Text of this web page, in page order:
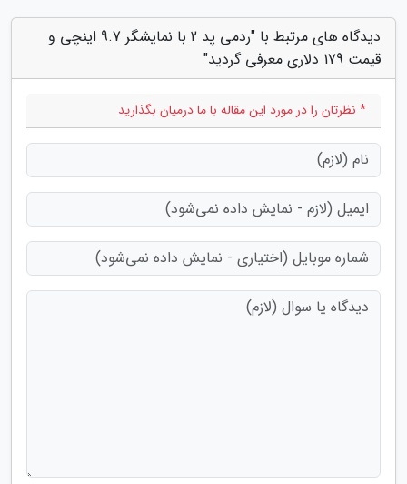
دیدگاه های مرتبط با "ردمی پد 2 با نمایشگر 9.7 اینچی و
قیمت 179 دلاری معرفی گردید"
* نظرتان را در مورد این مقاله با ما درمیان بگذارید